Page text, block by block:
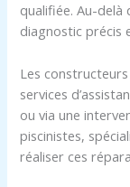
qualifiée. Au-delà
diagnostic précis
Les
services
ou via une
piscinistes,
réaliser ces